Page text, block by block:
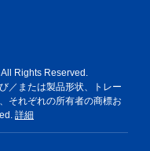
Rights Reserved.
／または製品形状、トレー
それぞれの所有者の商標お
詳細